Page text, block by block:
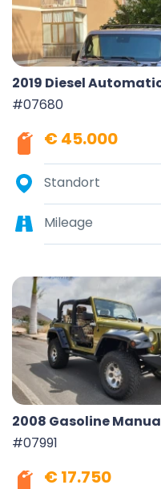
2019 Diesel
#07680
€ 45.000
Standort
Mileage
2008 Gasoline
#07991
€ 17.750